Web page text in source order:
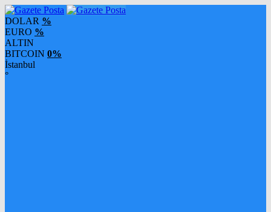
DOLAR %
EURO %
ALTIN
BITCOIN 0%
İstanbul
°